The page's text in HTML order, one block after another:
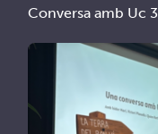
Conversa amb Uc 3